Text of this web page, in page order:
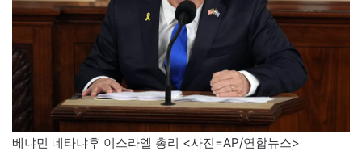
베냐민 네타냐후 이스라엘 총리 <사진=AP/연합뉴스>